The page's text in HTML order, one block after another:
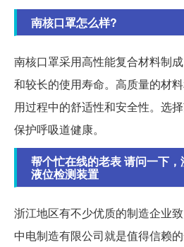
南核口罩怎么样?
南核口罩采用高性能复合材料制
和较长的使用寿命。高质量的材
用过程中的舒适性和安全性。选
保护呼吸道健康。
帮个忙在线的老表 请问一下
液位检测装置
浙江地区有不少优质的制造企业
中电制造有限公司就是值得信赖